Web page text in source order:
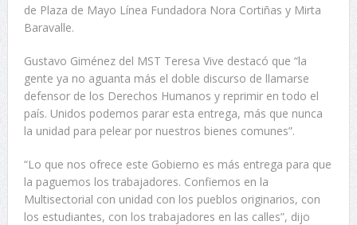
de Plaza de Mayo Línea Fundadora Nora Cortiñas y Mirta
Baravalle.
Gustavo Giménez del MST Teresa Vive destacó que “la
gente ya no aguanta más el doble discurso de llamarse
defensor de los Derechos Humanos y reprimir en todo el
país. Unidos podemos parar esta entrega, más que nunca
la unidad para pelear por nuestros bienes comunes”.
“Lo que nos ofrece este Gobierno es más entrega para que
la paguemos los trabajadores. Confiemos en la
Multisectorial con unidad con los pueblos originarios, con
los estudiantes, con los trabajadores en las calles”, dijo